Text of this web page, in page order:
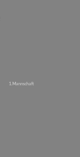
1. Mannschaft